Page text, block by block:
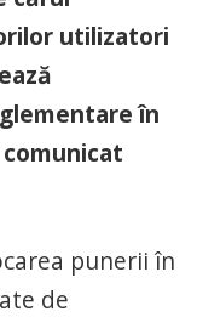
utilizatori
în
punerii în
de